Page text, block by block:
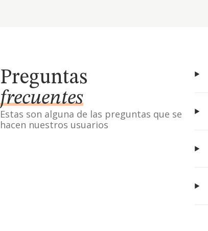
Preguntas
frecuentes
Estas son alguna de las preguntas que se
hacen nuestros usuarios